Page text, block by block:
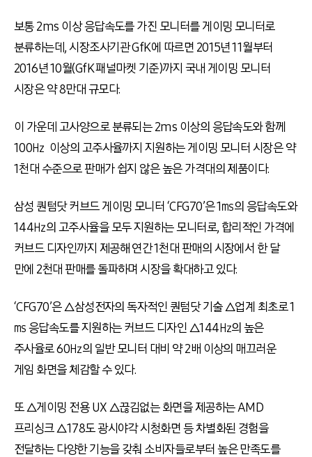
보통 2ms 이상 응답속도를 가진 모니터를 게이밍 모니터로
분류하는데, 시장조사기관 GfK에 따르면 2015년 11월부터
2016년 10월(GfK 패널마켓 기준)까지 국내 게이밍 모니터
시장은 약 8만대 규모다.
이 가운데 고사양으로 분류되는 2ms 이상의 응답속도와 함께
100㎐ 이상의 고주사율까지 지원하는 게이밍 모니터 시장은 약
1천대 수준으로 판매가 쉽지 않은 높은 가격대의 제품이다.
삼성 퀀텀닷 커브드 게이밍 모니터 ‘CFG70’은 1㎳의 응답속도와
144㎐의 고주사율을 모두 지원하는 모니터로, 합리적인 가격에
커브드 디자인까지 제공해 연간 1천대 판매의 시장에서 한 달
만에 2천대 판매를 돌파하며 시장을 확대하고 있다.
‘CFG70’은 △삼성전자의 독자적인 퀀텀닷 기술 △업계 최초로 1
㎳ 응답속도를 지원하는 커브드 디자인 △144㎐의 높은
주사율로 60㎐의 일반 모니터 대비 약 2배 이상의 매끄러운
게임 화면을 체감할 수 있다.
또 △게이밍 전용 UX △끊김없는 화면을 제공하는 AMD
프리싱크 △178도 광시야각 시청화면 등 차별화된 경험을
전달하는 다양한 기능을 갖춰 소비자들로부터 높은 만족도를